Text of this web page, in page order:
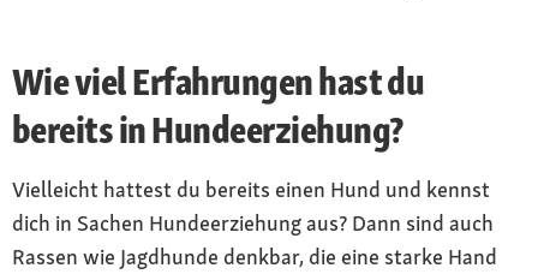
Wie viel Erfahrungen hast du
bereits in Hundeerziehung?
Vielleicht hattest du bereits einen Hund und kennst
dich in Sachen Hundeerziehung aus? Dann sind auch
Rassen wie Jagdhunde denkbar, die eine starke Hand